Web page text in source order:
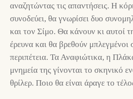
αναζητώντας τις απαντήσεις. Η
συνοδεύει, θα γνωρίσει δυο
και τον Σίμο. Θα κάνουν κι αυτοί
έρευνα και θα βρεθούν μπλεγμένοι
περιπέτεια. Τα Αναφιώτικα, η
μνημεία της γίνονται το σκηνικό
θρίλερ. Ποιο θα είναι άραγε το